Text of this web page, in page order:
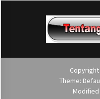
Theme:
Modified